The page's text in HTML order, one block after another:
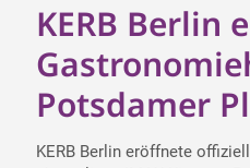
KERB Berlin
Potsdamer
KERB Berlin eröffnete